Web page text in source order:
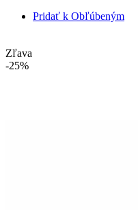
Pridať k Obľúbeným
Zľava
-25%